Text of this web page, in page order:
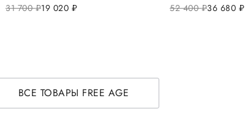
31 700руб.19 020 руб. 52 400руб.36 680 руб.
ВСЕ ТОВАРЫ FREE AGE